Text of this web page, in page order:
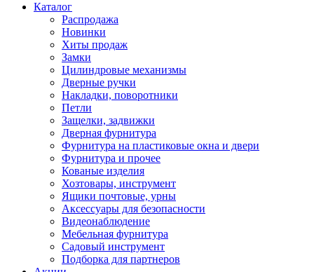
Каталог
Распродажа
Новинки
Хиты продаж
Замки
Цилиндровые механизмы
Дверные ручки
Накладки, поворотники
Петли
Защелки, задвижки
Дверная фурнитура
Фурнитура на пластиковые окна и двери
Фурнитура и прочее
Кованые изделия
Хозтовары, инструмент
Ящики почтовые, урны
Аксессуары для безопасности
Видеонаблюдение
Мебельная фурнитура
Садовый инструмент
Подборка для партнеров